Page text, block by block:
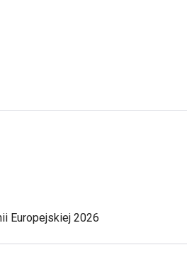
Europejskiej 2026